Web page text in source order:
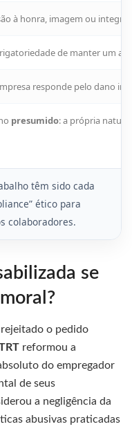
à honra, imagem ou
de manter um
responde pelo dano
presumido: a própria
têm sido cada
ético para
colaboradores.
se
o pedido
reformou a
do empregador
de seus
a negligência da
abusivas praticadas